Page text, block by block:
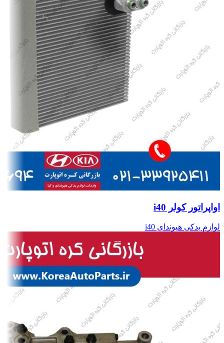
اواپراتور کولر i40
لوازم یدکی هیوندای i40